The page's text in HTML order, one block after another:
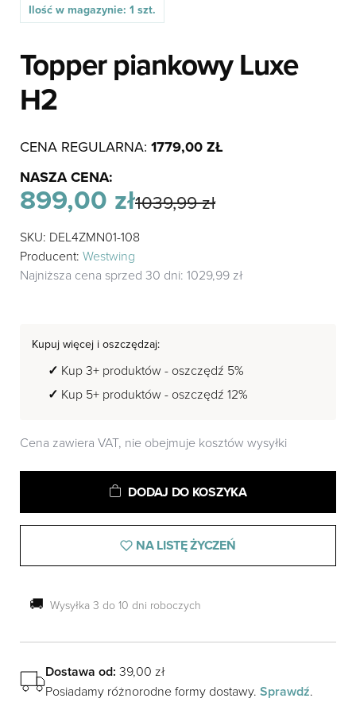
Ilość w magazynie: 1 szt.
Topper piankowy Luxe
H2
CENA REGULARNA: 1779,00ZŁ
NASZA CENA:
1039,99zł
cena
wynosiła:
1039,99 zł.
899,00 zł
cena
wynosi:
899,00 zł.
SKU: DEL4ZMN01-108
Producent: Westwing
Najniższa cena sprzed 30 dni: 1029,99 zł
Kupuj więcej i oszczędzaj:
Kup 3+ produktów - oszczędź 5%
Kup 5+ produktów - oszczędź 12%
Cena zawiera VAT, nie obejmuje kosztów wysyłki
piankowy
DODAJ DO KOSZYKA
NA LISTĘ ŻYCZEŃ
🚚 Wysyłka 3 do 10 dni roboczych
Dostawa od: 39,00 zł
Posiadamy różnorodne formy dostawy. Sprawdź.